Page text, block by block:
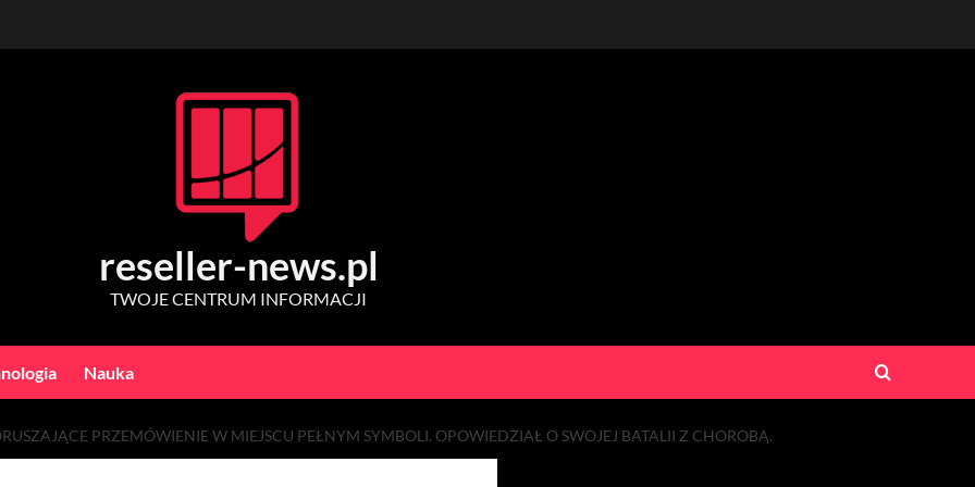
reseller-news.pl
TWOJE CENTRUM INFORMACJI
Nauka
PRZEMÓWIENIE W MIEJSCU PEŁNYM SYMBOLI. OPOWIEDZIAŁ O SWOJEJ BATALII Z CHOROBĄ.